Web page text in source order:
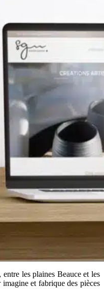
les plaines Beauce et les
et fabrique des pièces